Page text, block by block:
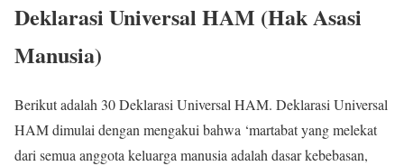
Deklarasi Universal HAM (Hak Asasi
Manusia)
Berikut adalah 30 Deklarasi Universal HAM. Deklarasi Universal
HAM dimulai dengan mengakui bahwa ‘martabat yang melekat
dari semua anggota keluarga manusia adalah dasar kebebasan,